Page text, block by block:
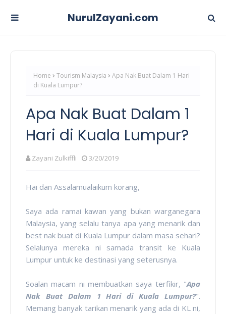
NurulZayani.com
Home Tourism Malaysia
Apa Nak Buat Dalam 1 Hari
di Kuala Lumpur?
Apa Nak Buat Dalam 1
Hari di Kuala Lumpur?
Zayani Zulkiffli 3/20/2019
Hai dan Assalamualaikum korang,
Saya ada ramai kawan yang bukan warganegara
Malaysia, yang selalu tanya apa yang menarik dan
best nak buat di Kuala Lumpur dalam masa sehari?
Selalunya mereka ni samada transit ke Kuala
Lumpur untuk ke destinasi yang seterusnya.
Soalan macam ni membuatkan saya terfikir, "Apa
Nak Buat Dalam 1 Hari di Kuala Lumpur?".
Memang banyak tarikan menarik yang ada di KL ni,